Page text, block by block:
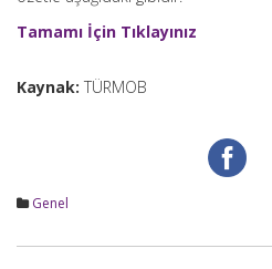
Tamamı İçin Tıklayınız
Kaynak: TÜRMOB
Genel